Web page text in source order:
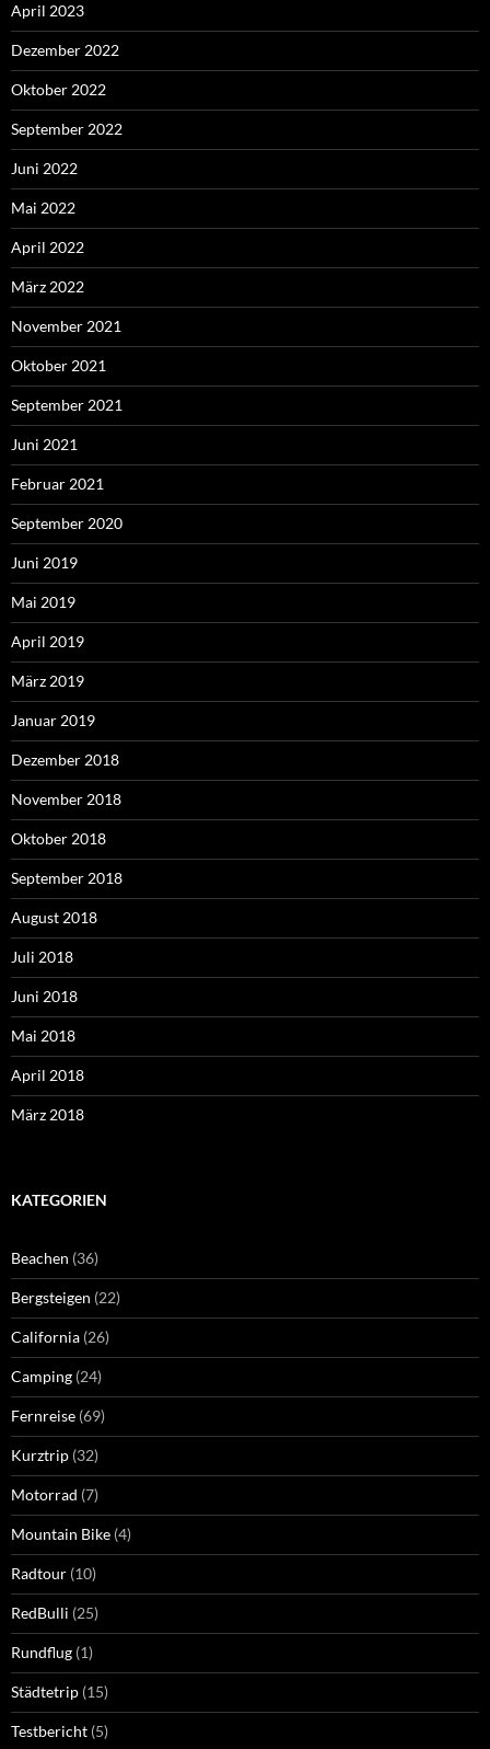
April 2023
Dezember 2022
Oktober 2022
September 2022
Juni 2022
Mai 2022
April 2022
März 2022
November 2021
Oktober 2021
September 2021
Juni 2021
Februar 2021
September 2020
Juni 2019
Mai 2019
April 2019
März 2019
Januar 2019
Dezember 2018
November 2018
Oktober 2018
September 2018
August 2018
Juli 2018
Juni 2018
Mai 2018
April 2018
März 2018
KATEGORIEN
Beachen (36)
Bergsteigen (22)
California (26)
Camping (24)
Fernreise (69)
Kurztrip (32)
Motorrad (7)
Mountain Bike (4)
Radtour (10)
RedBulli (25)
Rundflug (1)
Städtetrip (15)
Testbericht (5)